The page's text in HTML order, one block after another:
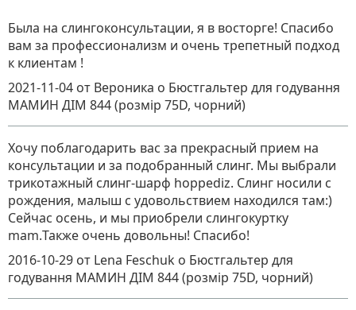
Была на слингоконсультации, я в восторге! Спасибо
вам за профессионализм и очень трепетный подход
к клиентам !
2021-11-04 от Вероника о Бюстгальтер для годування
МАМИН ДІМ 844 (розмір 75D, чорний)
Хочу поблагодарить вас за прекрасный прием на
консультации и за подобранный слинг. Мы выбрали
трикотажный слинг-шарф hoppediz. Слинг носили с
рождения, малыш с удовольствием находился там:)
Сейчас осень, и мы приобрели слингокуртку
mam.Также очень довольны! Спасибо!
2016-10-29 от Lena Feschuk о Бюстгальтер для
годування МАМИН ДІМ 844 (розмір 75D, чорний)